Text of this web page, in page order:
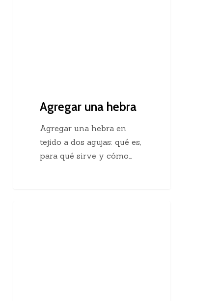
Agregar una hebra
Agregar una hebra en
tejido a dos agujas: qué es,
para qué sirve y cómo…